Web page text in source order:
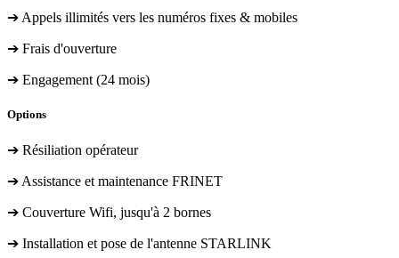
➔ Appels illimités vers les numéros fixes & mobiles
➔ Frais d'ouverture
➔ Engagement (24 mois)
Options
➔ Résiliation opérateur
➔ Assistance et maintenance FRINET
➔ Couverture Wifi, jusqu'à 2 bornes
➔ Installation et pose de l'antenne STARLINK